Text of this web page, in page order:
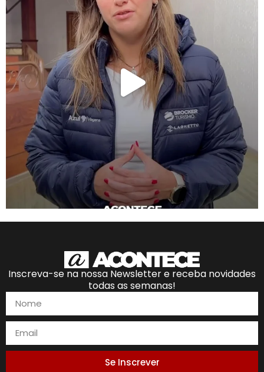
Inscreva-se na nossa Newsletter e receba novidades
todas as semanas!
Se Inscrever